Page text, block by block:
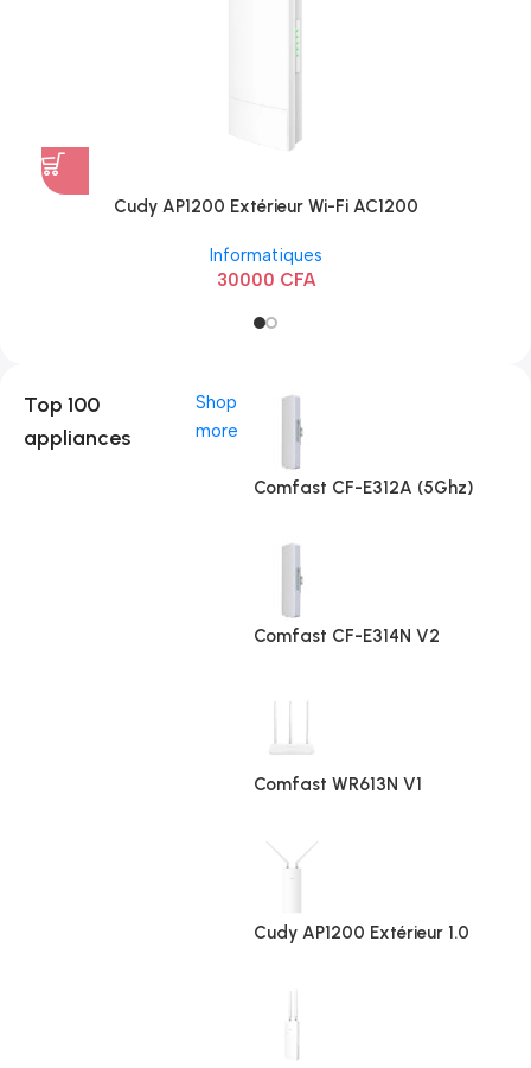
Cudy AP1200 Extérieur Wi-Fi AC1200
Informatiques
30000 CFA
Top 100
appliances
Shop
more
Comfast CF-E312A (5Ghz)
Comfast CF-E314N V2
Comfast WR613N V1
Cudy AP1200 Extérieur 1.0